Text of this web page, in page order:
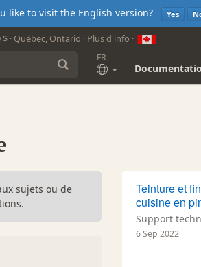
like to visit the English version? Yes
· Québec, Ontario · Plus d'info ·
FR
sujets ou de
Teinture et
cuisine en
Support
6 Sep 2022